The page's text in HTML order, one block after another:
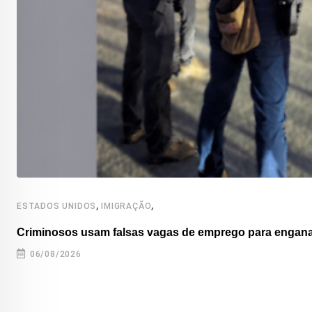
ESTADOS UNIDOS ,IMIGRAÇÃO,
Criminosos usam falsas vagas de emprego para
06/08/2026